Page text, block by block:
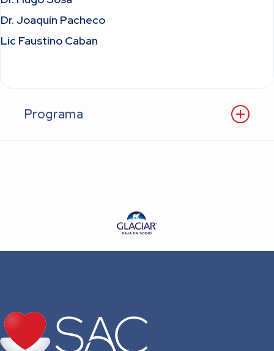
Dr. Joaquín Pacheco
Lic Faustino Caban
Programa